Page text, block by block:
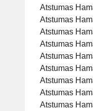
Atstumas
Atstumas
Atstumas
Atstumas
Atstumas
Atstumas
Atstumas
Atstumas
Atstumas